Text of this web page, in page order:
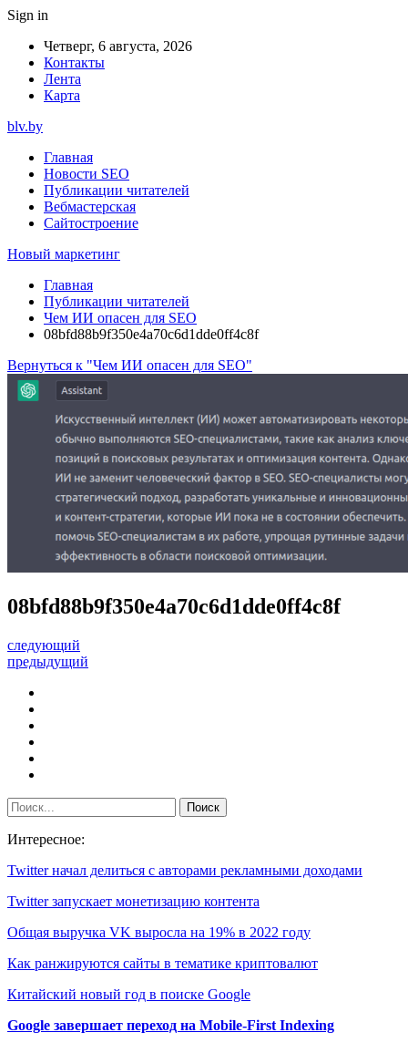
Sign in
Четверг, 6 августа, 2026
Контакты
Лента
Карта
blv.by
Главная
Новости SEO
Публикации читателей
Вебмастерская
Сайтостроение
Новый маркетинг
Главная
Публикации читателей
Чем ИИ опасен для SEO
08bfd88b9f350e4a70c6d1dde0ff4c8f
Вернуться к "Чем ИИ опасен для SEO"
08bfd88b9f350e4a70c6d1dde0ff4c8f
следующий
предыдущий
Интересное:
Twitter начал делиться с авторами рекламными доходами
Twitter запускает монетизацию контента
Общая выручка VK выросла на 19% в 2022 году
Как ранжируются сайты в тематике криптовалют
Китайский новый год в поиске Google
Google завершает переход на Mobile-First Indexing